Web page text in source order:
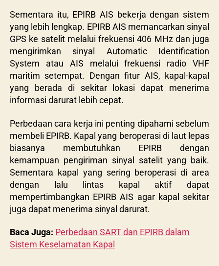
Sementara itu, EPIRB AIS bekerja dengan sistem
yang lebih lengkap. EPIRB AIS memancarkan sinyal
GPS ke satelit melalui frekuensi 406 MHz dan juga
mengirimkan sinyal Automatic Identification
System atau AIS melalui frekuensi radio VHF
maritim setempat. Dengan fitur AIS, kapal-kapal
yang berada di sekitar lokasi dapat menerima
informasi darurat lebih cepat.
Perbedaan cara kerja ini penting dipahami sebelum
membeli EPIRB. Kapal yang beroperasi di laut lepas
biasanya membutuhkan EPIRB dengan
kemampuan pengiriman sinyal satelit yang baik.
Sementara kapal yang sering beroperasi di area
dengan lalu lintas kapal aktif dapat
mempertimbangkan EPIRB AIS agar kapal sekitar
juga dapat menerima sinyal darurat.
Baca Juga: Perbedaan SART dan EPIRB dalam
Sistem Keselamatan Kapal